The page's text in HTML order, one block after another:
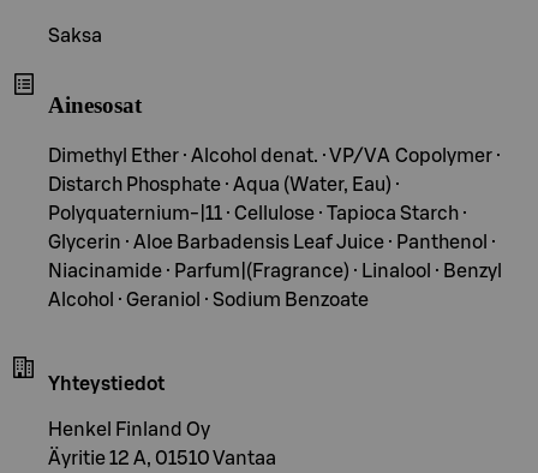
Saksa
Ainesosat
Dimethyl Ether · Alcohol denat. · VP/VA Copolymer ·
Distarch Phosphate · Aqua (Water, Eau) ·
Polyquaternium-|11 · Cellulose · Tapioca Starch ·
Glycerin · Aloe Barbadensis Leaf Juice · Panthenol ·
Niacinamide · Parfum|(Fragrance) · Linalool · Benzyl
Alcohol · Geraniol · Sodium Benzoate
Yhteystiedot
Henkel Finland Oy
Äyritie 12 A, 01510 Vantaa